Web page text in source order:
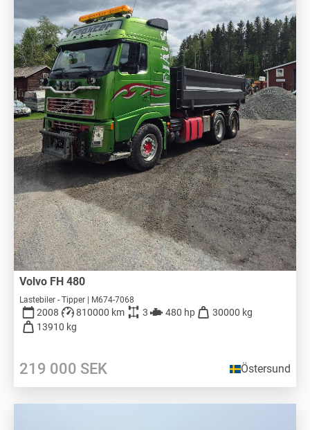
Volvo FH 480
Lastebiler - Tipper | M674-7068
2008 810000 km 3 480 hp
30000 kg
13910 kg
219 000 SEK Östersund